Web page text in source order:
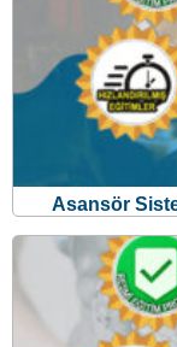
Asansör